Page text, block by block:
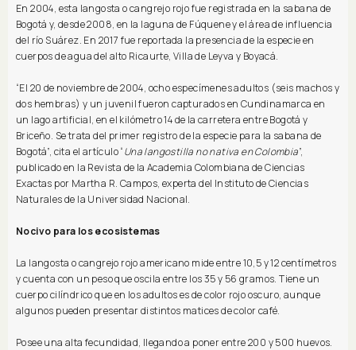
En 2004, esta langosta o cangrejo rojo fue registrada en la sabana de
Bogotá y, desde 2008, en la laguna de Fúquene y el área de influencia
del río Suárez. En 2017 fue reportada la presencia de la especie en
cuerpos de agua del alto Ricaurte, Villa de Leyva y Boyacá.
“El 20 de noviembre de 2004, ocho especímenes adultos (seis machos y
dos hembras) y un juvenil fueron capturados en Cundinamarca en
un lago artificial, en el kilómetro 14 de la carretera entre Bogotá y
Briceño. Se trata del primer registro de la especie para la sabana de
Bogotá”, cita el artículo “Una langostilla no nativa en Colombia”,
publicado en la Revista de la Academia Colombiana de Ciencias
Exactas por Martha R. Campos, experta del Instituto de Ciencias
Naturales de la Universidad Nacional.
Nocivo para los ecosistemas
La langosta o cangrejo rojo americano mide entre 10,5 y 12 centímetros
y cuenta con un peso que oscila entre los 35 y 56 gramos. Tiene un
cuerpo cilíndrico que en los adultos es de color rojo oscuro, aunque
algunos pueden presentar distintos matices de color café.
Posee una alta fecundidad, llegando a poner entre 200 y 500 huevos.